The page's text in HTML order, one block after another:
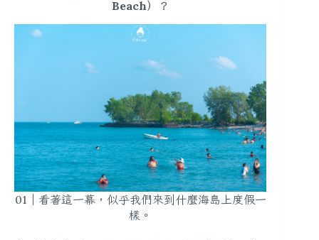
Beach）？
01｜看著這一幕，似乎我們來到什麼海島上度假一
樣。